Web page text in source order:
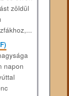
zöldül
napon